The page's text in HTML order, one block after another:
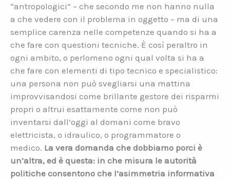
“antropologici” – che secondo me non hanno nulla
a che vedere con il problema in oggetto – ma di una
semplice carenza nelle competenze quando si ha a
che fare con questioni tecniche. È così peraltro in
ogni ambito, o perlomeno ogni qual volta si ha a
che fare con elementi di tipo tecnico e specialistico:
una persona non può svegliarsi una mattina
improvvisandosi come brillante gestore dei risparmi
propri o altrui esattamente come non può
inventarsi dall’oggi al domani come bravo
elettricista, o idraulico, o programmatore o
medico. La vera domanda che dobbiamo porci è
un’altra, ed è questa: in che misura le autorità
politiche consentono che l’asimmetria informativa